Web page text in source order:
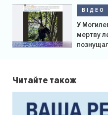
ВІДЕО
У
мертву
Читайте також